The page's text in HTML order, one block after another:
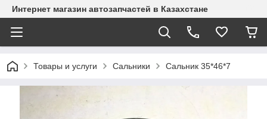
Интернет магазин автозапчастей в Казахстане
Товары и услуги Сальники Сальник 35*46*7